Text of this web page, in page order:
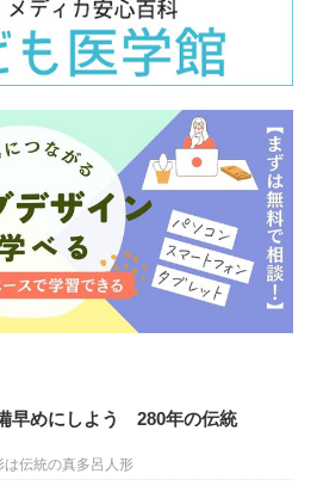
早めにしよう 280年の伝統
伝統の真多呂人形